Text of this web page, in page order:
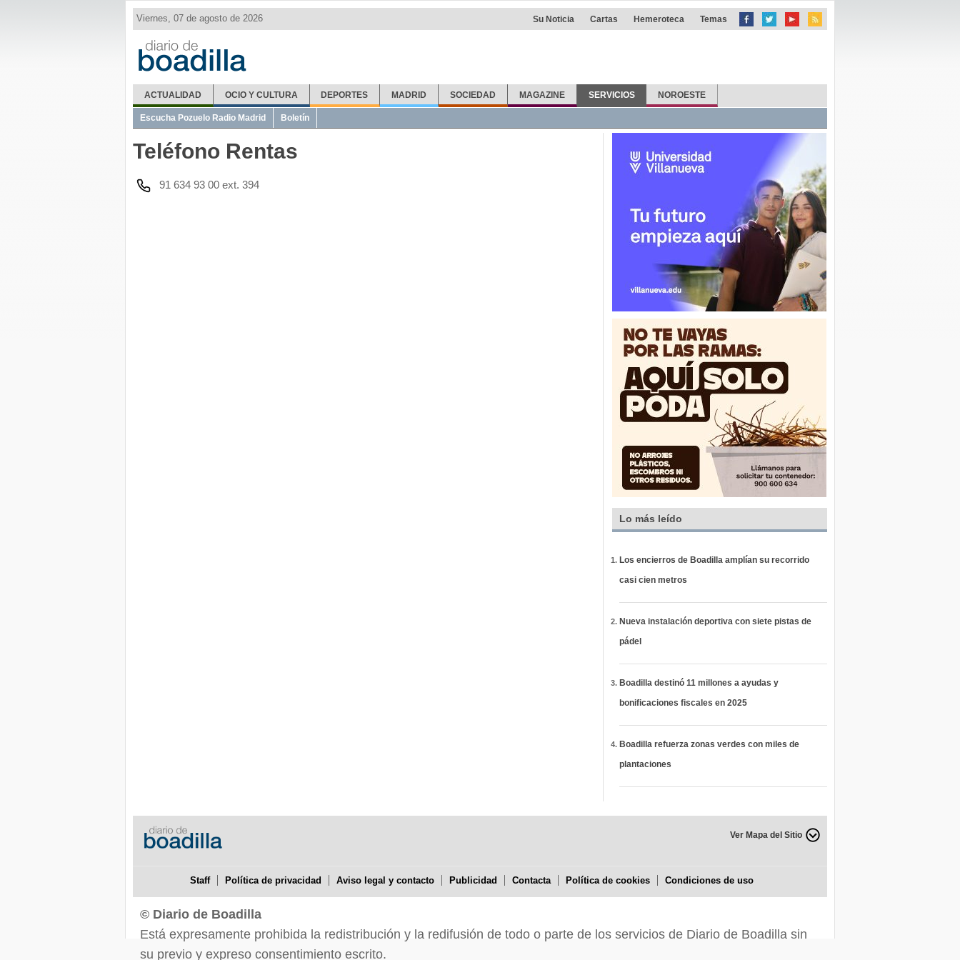
Viernes, 07 de agosto de 2026 Su Noticia Cartas Hemeroteca Temas
ACTUALIDAD OCIO Y CULTURA DEPORTES MADRID SOCIEDAD MAGAZINE SERVICIOS
El Tiempo Metro Ligero Misas Teléfonos
NOROESTE
Escucha Pozuelo Radio Madrid Boletín
Teléfono Rentas
91 634 93 00 ext. 394
Lo más leído
Los encierros de Boadilla amplían su recorrido
casi cien metros
Nueva instalación deportiva con siete pistas de
pádel
Boadilla destinó 11 millones a ayudas y
bonificaciones fiscales en 2025
Boadilla refuerza zonas verdes con miles de
plantaciones
Ver Mapa del Sitio
Staff Política de privacidad Aviso legal y contacto Publicidad Contacta Política de cookies Condiciones de uso
© Diario de Boadilla
Está expresamente prohibida la redistribución y la redifusión de todo o parte de los servicios de Diario de Boadilla sin
su previo y expreso consentimiento escrito.